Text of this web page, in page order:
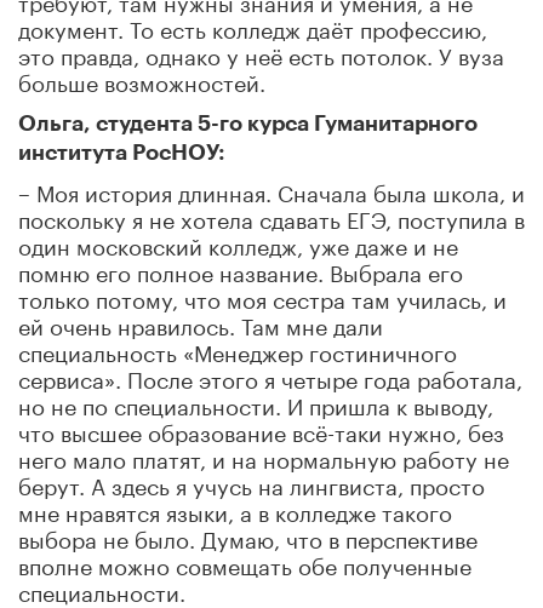
документ. То есть колледж даёт профессию,
это правда, однако у неё есть потолок. У вуза
больше возможностей.
Ольга, студента 5-го курса Гуманитарного
института РосНОУ:
– Моя история длинная. Сначала была школа, и
поскольку я не хотела сдавать ЕГЭ, поступила в
один московский колледж, уже даже и не
помню его полное название. Выбрала его
только потому, что моя сестра там училась, и
ей очень нравилось. Там мне дали
специальность «Менеджер гостиничного
сервиса». После этого я четыре года работала,
но не по специальности. И пришла к выводу,
что высшее образование всё-таки нужно, без
него мало платят, и на нормальную работу не
берут. А здесь я учусь на лингвиста, просто
мне нравятся языки, а в колледже такого
выбора не было. Думаю, что в перспективе
вполне можно совмещать обе полученные
специальности.